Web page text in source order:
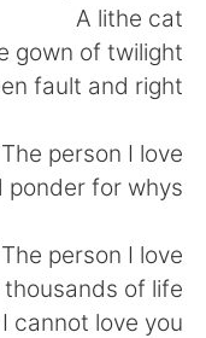
A lithe cat
gown of twilight
fault and right
The person I love
ponder for whys
The person I love
of life
cannot love you